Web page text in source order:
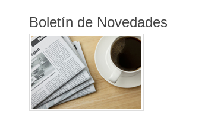
Boletín de Novedades